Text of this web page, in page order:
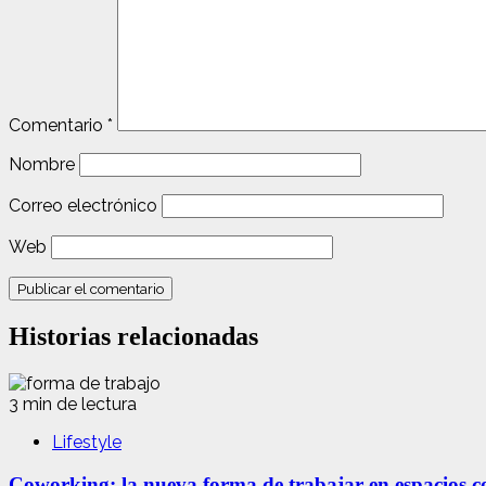
Comentario *
Nombre
Correo electrónico
Web
Historias relacionadas
3 min de lectura
Lifestyle